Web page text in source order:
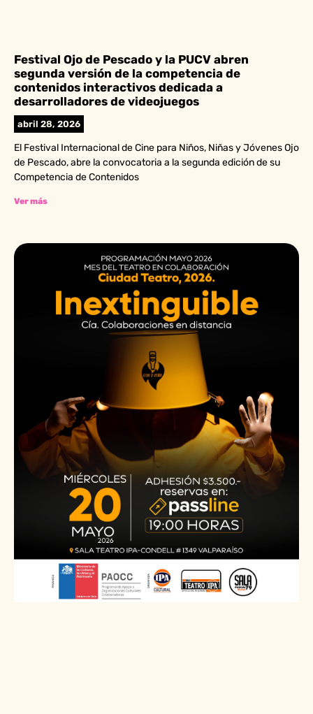
Festival Ojo de Pescado y la PUCV abren
segunda versión de la competencia de
contenidos interactivos dedicada a
desarrolladores de videojuegos
abril 28, 2026
El Festival Internacional de Cine para Niños, Niñas y Jóvenes Ojo
de Pescado, abre la convocatoria a la segunda edición de su
Competencia de Contenidos
Ver más